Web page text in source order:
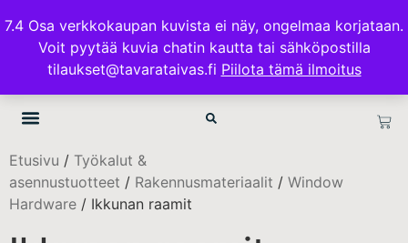
7.4 Osa verkkokaupan kuvista ei näy, ongelmaa korjataan.
Voit pyytää kuvia chatin kautta tai sähköpostilla
tilaukset@tavarataivas.fi Piilota tämä ilmoitus
ILMAINEN TOIMITUS 100€ TILAUKSISSA
TAVARATAIVAS.FI
Etusivu / Työkalut &
asennustuotteet / Rakennusmateriaalit / Window
Hardware / Ikkunan raamit